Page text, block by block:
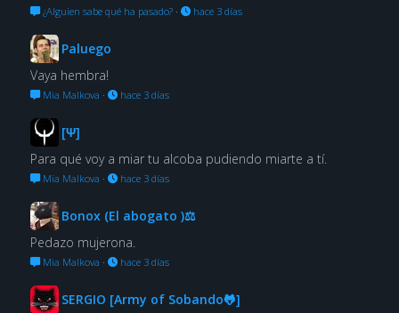
¿Alguien sabe qué ha pasado?· hace 3 días
Paluego
Vaya hembra!
Mia Malkova · hace 3 días
[Ψ]
Para qué voy a miar tu alcoba pudiendo miarte a tí.
Mia Malkova · hace 3 días
Bonox (El abogato )⚖
Pedazo mujerona.
Mia Malkova · hace 3 días
SERGIO [Army of Sobando🐸]